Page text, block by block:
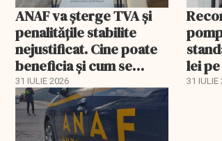
ANAF va șterge TVA și
penalitățile stabilite
nejustificat. Cine poate
beneficia și cum se
recuperează banii plătiți
31 IULIE 2026
lei
31 IULIE